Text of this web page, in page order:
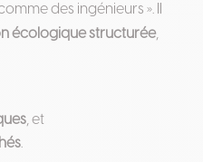
des ingénieurs ». Il
écologique structurée,
, et
.